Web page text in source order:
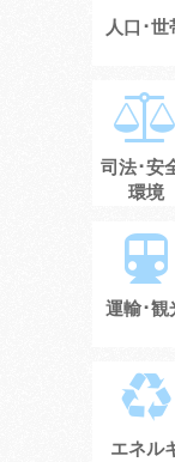
人口･世
司法･安
環境
運輸･観
エネル